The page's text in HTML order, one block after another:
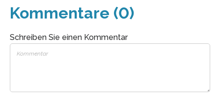
Kommentare (0)
Schreiben Sie einen Kommentar